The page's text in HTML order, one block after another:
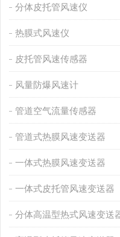
分体皮托管风速仪
热膜式风速仪
皮托管风速传感器
风量防爆风速计
管道空气流量传感器
管道式热膜风速变送器
一体式热膜风速变送器
一体式皮托管风速变送器
分体高温型热式风速变送